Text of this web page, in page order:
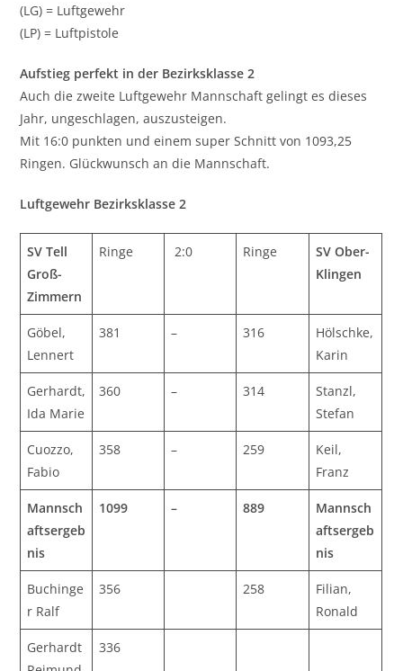
(LG) = Luftgewehr
(LP) = Luftpistole
Aufstieg perfekt in der Bezirksklasse 2
Auch die zweite Luftgewehr Mannschaft gelingt es dieses
Jahr, ungeschlagen, auszusteigen.
Mit 16:0 punkten und einem super Schnitt von 1093,25
Ringen. Glückwunsch an die Mannschaft.
Luftgewehr Bezirksklasse 2
SV Tell
Groß-
Zimmern
Ringe 2:0 Ringe
SV Ober-
Klingen
Göbel,
Lennert
381 – 316
Hölschke,
Karin
Gerhardt,
Ida Marie
360 – 314
Stanzl,
Stefan
Cuozzo,
Fabio
358 – 259
Keil,
Franz
Mannsch
aftsergeb
nis
1099 – 889
Mannsch
aftsergeb
nis
Buchinge
r Ralf
356 258
Filian,
Ronald
Gerhardt
336